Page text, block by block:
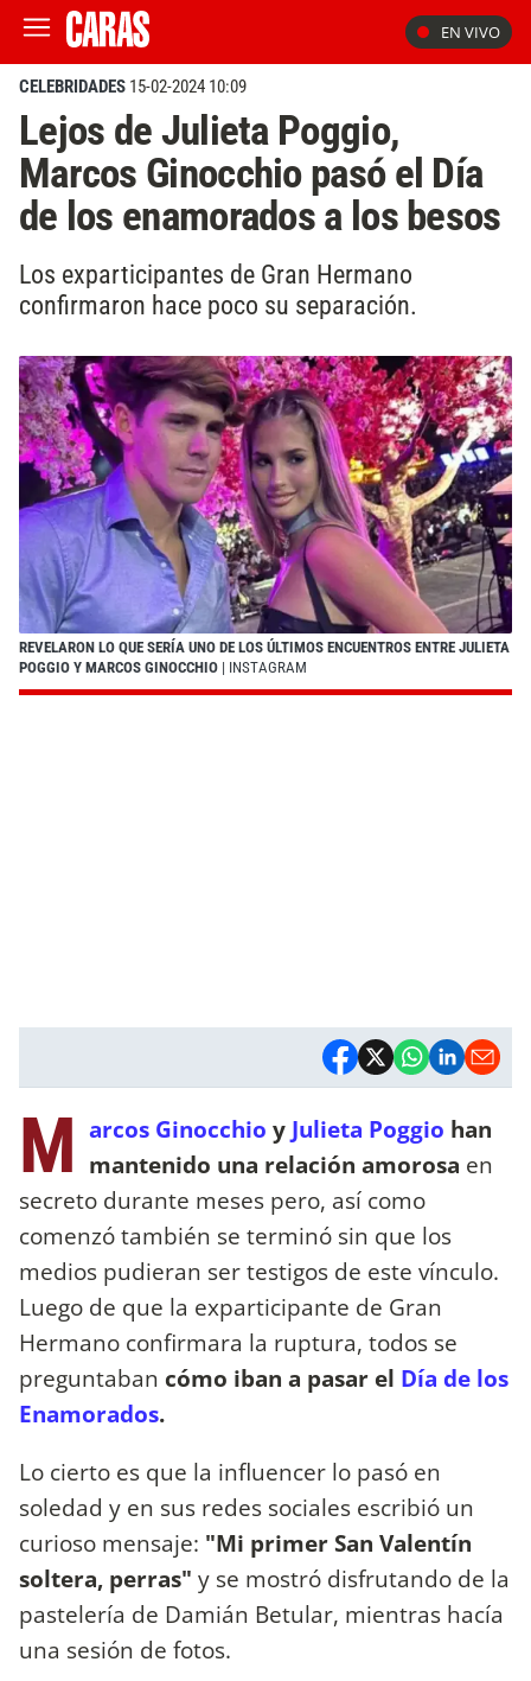
EN VIVO
CELEBRIDADES 15-02-2024 10:09
Lejos de Julieta Poggio,
Marcos Ginocchio pasó el Día
de los enamorados a los besos
Los exparticipantes de Gran Hermano
confirmaron hace poco su separación.
REVELARON LO QUE SERÍA UNO DE LOS ÚLTIMOS ENCUENTROS ENTRE JULIETA
POGGIO Y MARCOS GINOCCHIO | INSTAGRAM
M arcos Ginocchio y Julieta Poggio han
mantenido una relación amorosa en
secreto durante meses pero, así como
comenzó también se terminó sin que los
medios pudieran ser testigos de este vínculo.
Luego de que la exparticipante de Gran
Hermano confirmara la ruptura, todos se
preguntaban cómo iban a pasar el Día de los
Enamorados.
Lo cierto es que la influencer lo pasó en
soledad y en sus redes sociales escribió un
curioso mensaje: "Mi primer San Valentín
soltera, perras" y se mostró disfrutando de la
pastelería de Damián Betular, mientras hacía
una sesión de fotos.